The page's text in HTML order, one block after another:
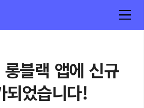
블랙 앱에 신규
되었습니다!